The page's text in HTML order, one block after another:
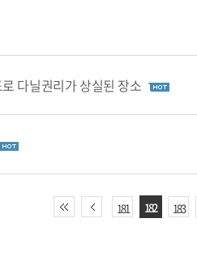
다닐권리가 상실된 장소
181 182 183